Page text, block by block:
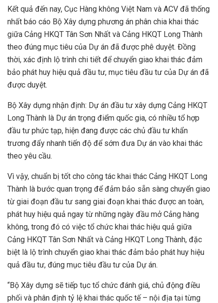
Kết quả đến nay, Cục Hàng không Việt Nam và ACV đã thống
nhất báo cáo Bộ Xây dựng phương án phân chia khai thác
giữa Cảng HKQT Tân Sơn Nhất và Cảng HKQT Long Thành
theo đúng mục tiêu của Dự án đã được phê duyệt. Đồng
thời, xác định lộ trình chi tiết để chuyển giao khai thác đảm
bảo phát huy hiệu quả đầu tư, mục tiêu đầu tư của Dự án đã
được duyệt.
Bộ Xây dựng nhận định: Dự án đầu tư xây dựng Cảng HKQT
Long Thành là Dự án trọng điểm quốc gia, có nhiều tổ hợp
đầu tư phức tạp, hiện đang được các chủ đầu tư khẩn
trương đẩy nhanh tiến độ để sớm đưa Dự án vào khai thác
theo yêu cầu.
Vì vậy, chuẩn bị tốt cho công tác khai thác Cảng HKQT Long
Thành là bước quan trọng để đảm bảo sẵn sàng chuyển giao
từ giai đoạn đầu tư sang giai đoạn khai thác được an toàn,
phát huy hiệu quả ngay từ những ngày đầu mở Cảng hàng
không, trong đó có việc tổ chức khai thác hiệu quả giữa
Cảng HKQT Tân Sơn Nhất và Cảng HKQT Long Thành, đặc
biệt là lộ trình chuyển giao khai thác đảm bảo phát huy hiệu
quả đầu tư, đúng mục tiêu đầu tư của Dự án.
“Bộ Xây dựng sẽ tiếp tục tổ chức đánh giá, chủ động điều
phối và phân định tỷ lệ khai thác quốc tế – nội địa tại từng